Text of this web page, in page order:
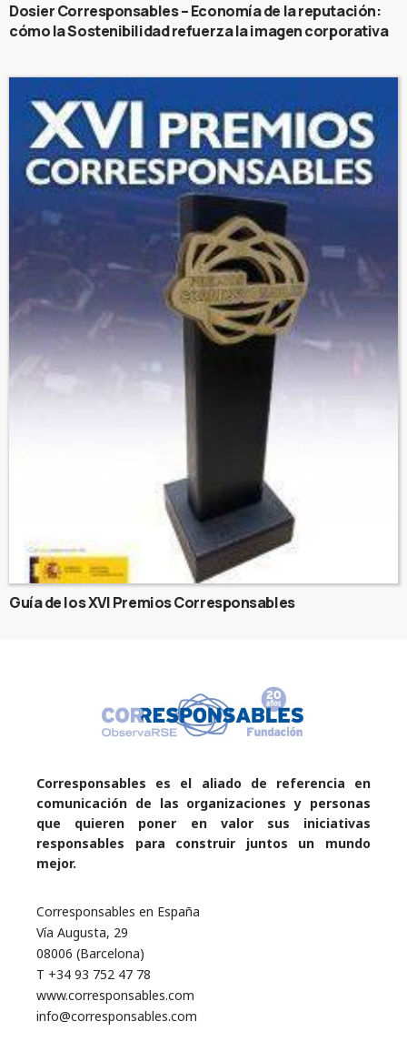
Dosier Corresponsables – Economía de la reputación:
cómo la Sostenibilidad refuerza la imagen corporativa
Guía de los XVI Premios Corresponsables
Corresponsables es el aliado de referencia en
comunicación de las organizaciones y personas
que quieren poner en valor sus iniciativas
responsables para construir juntos un mundo
mejor.
Corresponsables en España
Vía Augusta, 29
08006 (Barcelona)
T +34 93 752 47 78
www.corresponsables.com
info@corresponsables.com